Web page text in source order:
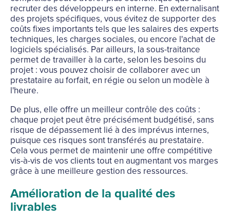
recruter des développeurs en interne. En externalisant
des projets spécifiques, vous évitez de supporter des
coûts fixes importants tels que les salaires des experts
techniques, les charges sociales, ou encore l'achat de
logiciels spécialisés. Par ailleurs, la sous-traitance
permet de travailler à la carte, selon les besoins du
projet : vous pouvez choisir de collaborer avec un
prestataire au forfait, en régie ou selon un modèle à
l'heure.
De plus, elle offre un meilleur contrôle des coûts :
chaque projet peut être précisément budgétisé, sans
risque de dépassement lié à des imprévus internes,
puisque ces risques sont transférés au prestataire.
Cela vous permet de maintenir une offre compétitive
vis-à-vis de vos clients tout en augmentant vos marges
grâce à une meilleure gestion des ressources.
Amélioration de la qualité des
livrables